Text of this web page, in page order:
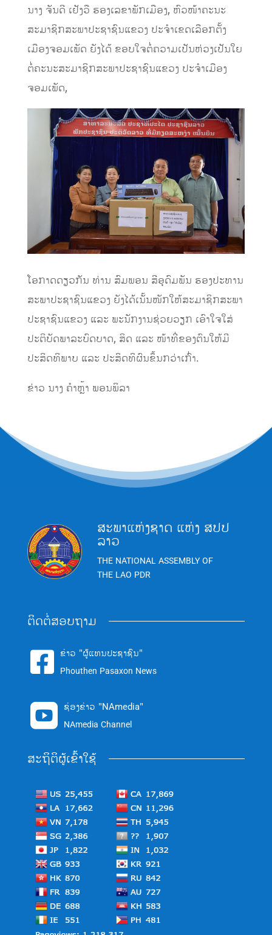
ນາງ ຈັນດີ ເຢັງວື ຮອງເລຂາພັກເມືອງ, ຫົວໜ້າຄະນະ
ສະມາຊິກສະພາປະຊາຊົນແຂວງ ປະຈໍາເຂດເລືອກຕັ້ງ
ເມືອງຈອມເພັດ ຍັງໄດ້ ຂອບໃຈຕໍ່ຄວາມເປັນຫ່ວງເປັນໃຍ
ຕໍ່ຄະນະສະມາຊິກສະພາປະຊາຊົນແຂວງ ປະຈໍາເມືອງ
ຈອມເພັດ,
ໂອກາດດຽວກັນ ທ່ານ ສົມພອນ ສີອຸດົມພັນ ຮອງປະທານ
ສະພາປະຊາຊົນແຂວງ ຍັງໄດ້ເນັ້ນໜັກໃຫ້ສະມາຊິກສະພາ
ປະຊາຊົນແຂວງ ແລະ ພະນັກງານຊ່ວຍວຽກ ເອົາໃຈໃສ່
ປະຕິບັດພາລະບົດບາດ, ສິດ ແລະ ໜ້າທີ່ຂອງຕົນໃຫ້ມີ
ປະສິດທິພາບ ແລະ ປະສິດທິຜົນຂຶ້ນກວ່າເກົ່າ.
ຂ່າວ ນາງ ຄໍາຫຼ້າ ພອນພິລາ
ສະພາແຫ່ງຊາດ ແຫ່ງ ສປປ
ລາວ
THE NATIONAL ASSEMBLY OF
THE LAO PDR
ຕິດຕໍ່ສອບຖາມ
 ຂ່າວ "ຜູ້ແທນປະຊາຊົນ"
Phouthen Pasaxon News
 ຊ່ອງຂ່າວ "NAmedia"
NAmedia Channel
ສະຖິຕິຜູ້ເຂົ້າໃຊ້